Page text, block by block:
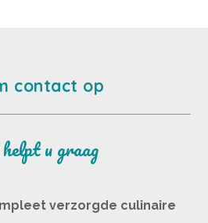
contact op
u graag
verzorgde culinaire